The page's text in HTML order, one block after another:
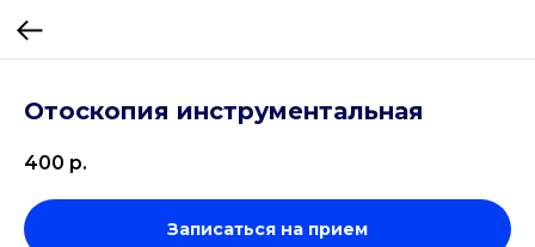
Отоскопия инструментальная
400 р.
Записаться на прием